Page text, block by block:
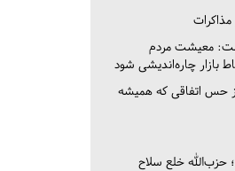
معیشت مردم
بازار چاره‌اندیشی شود
حس اتفاقی که همیشه
حزب‌الله خلع سلاح